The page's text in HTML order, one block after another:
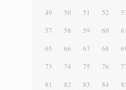
49
50 51 52
57
58 59 60 61
65
66 67 68
73
74 75 76
81
82 83 84